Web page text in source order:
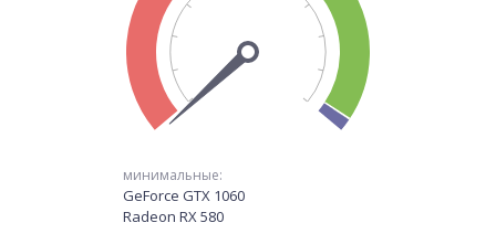
минимальные:
GeForce GTX 1060
Radeon RX 580